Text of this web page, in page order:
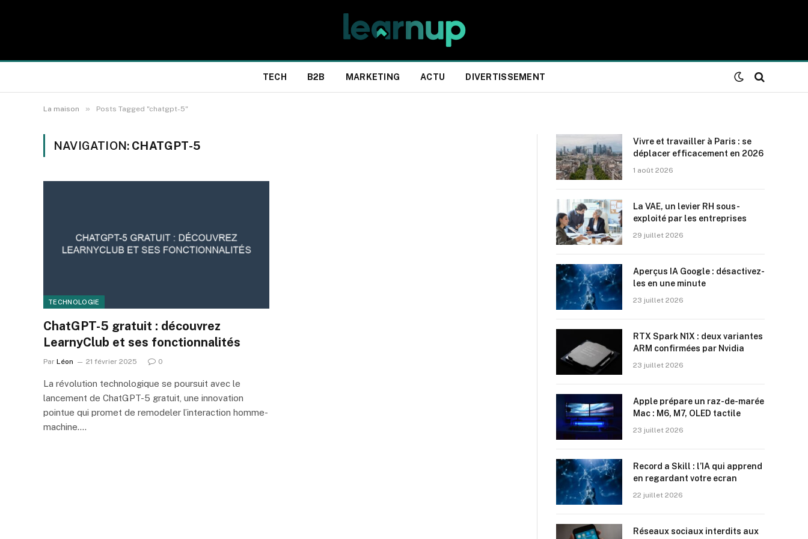
TECH B2B MARKETING ACTU DIVERTISSEMENT
La maison » Posts Tagged "chatgpt-5"
NAVIGATION: CHATGPT-5
TECHNOLOGIE
ChatGPT-5 gratuit : découvrez
LearnyClub et ses fonctionnalités
Par Léon 21 février 2025 0
La révolution technologique se poursuit avec le
lancement de ChatGPT-5 gratuit, une innovation
pointue qui promet de remodeler l’interaction homme-
machine.…
Vivre et travailler à Paris : se
déplacer efficacement en 2026
1 août 2026
La VAE, un levier RH sous-
exploité par les entreprises
29 juillet 2026
Aperçus IA Google : désactivez-
les en une minute
23 juillet 2026
RTX Spark N1X : deux variantes
ARM confirmées par Nvidia
23 juillet 2026
Apple prépare un raz-de-marée
Mac : M6, M7, OLED tactile
23 juillet 2026
Record a Skill : l’IA qui apprend
en regardant votre ecran
22 juillet 2026
Réseaux sociaux interdits aux